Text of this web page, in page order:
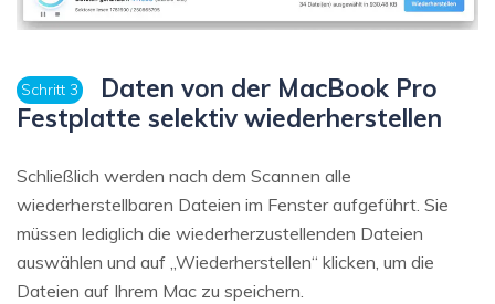
Schritt 3
Daten von der MacBook Pro
Festplatte selektiv wiederherstellen
Schließlich werden nach dem Scannen alle
wiederherstellbaren Dateien im Fenster aufgeführt. Sie
müssen lediglich die wiederherzustellenden Dateien
auswählen und auf „Wiederherstellen“ klicken, um die
Dateien auf Ihrem Mac zu speichern.